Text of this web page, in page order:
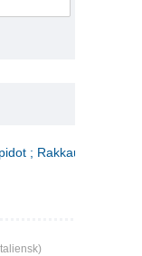
; Rakkauden